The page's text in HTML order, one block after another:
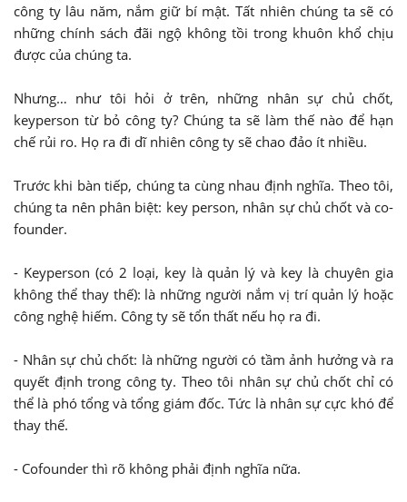
công ty lâu năm, nắm giữ bí mật. Tất nhiên chúng ta sẽ có
những chính sách đãi ngộ không tồi trong khuôn khổ chịu
được của chúng ta.
Nhưng… như tôi hỏi ở trên, những nhân sự chủ chốt,
keyperson từ bỏ công ty? Chúng ta sẽ làm thế nào để hạn
chế rủi ro. Họ ra đi dĩ nhiên công ty sẽ chao đảo ít nhiều.
Trước khi bàn tiếp, chúng ta cùng nhau định nghĩa. Theo tôi,
chúng ta nên phân biệt: key person, nhân sự chủ chốt và co-
founder.
- Keyperson (có 2 loại, key là quản lý và key là chuyên gia
không thể thay thế): là những người nắm vị trí quản lý hoặc
công nghệ hiếm. Công ty sẽ tổn thất nếu họ ra đi.
- Nhân sự chủ chốt: là những người có tầm ảnh hưởng và ra
quyết định trong công ty. Theo tôi nhân sự chủ chốt chỉ có
thể là phó tổng và tổng giám đốc. Tức là nhân sự cực khó để
thay thế.
- Cofounder thì rõ không phải định nghĩa nữa.